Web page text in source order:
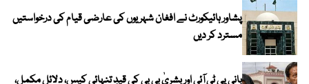
پشاور ہائیکورٹ نے افغان شہریوں کی عارضی قیام کی درخواستیں
مسترد کر دیں
بانی پی ٹی آئی اور بشریٰ بی بی کی قیدِ تنہائی کیس، دلائل مکمل،